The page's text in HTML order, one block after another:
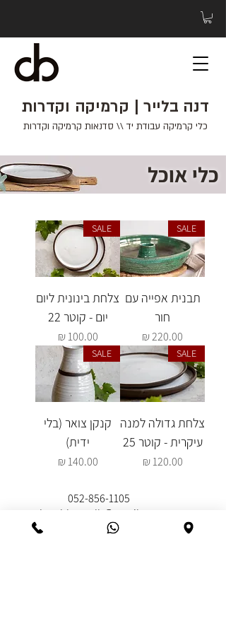
דנה בלייר | קרמיקה וקדרות
כלי קרמיקה עבודת יד \\ סדנאות קרמיקה וקדרות
כלי אוכל
SALE
תבנית אפייה עם
חור
מחיר
SALE
צלחת בינונית ליום
יום - קוטר 22
מחיר
SALE
צלחת גדולה למנה
עיקרית - קוטר 25
מחיר
SALE
קנקן צואר (בלי
ידית)
מחיר
052-856-1105
danablayer.db@gmail.com
חגלה 31 א פרדס חנה